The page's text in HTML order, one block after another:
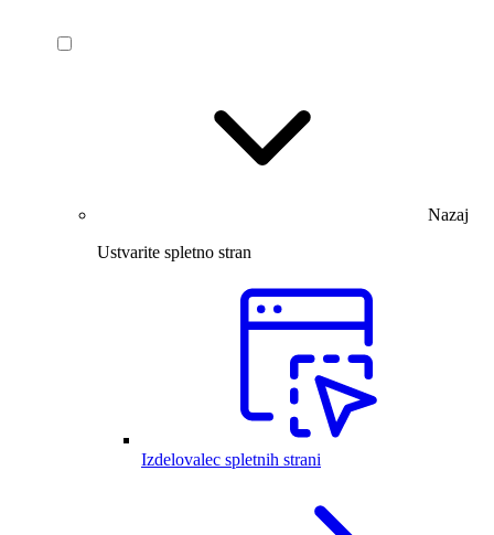
Nazaj
Ustvarite spletno stran
Izdelovalec spletnih strani